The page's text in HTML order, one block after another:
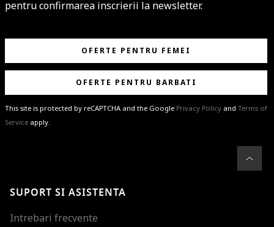
pentru confirmarea inscrierii la newsletter.
OFERTE PENTRU FEMEI
OFERTE PENTRU BARBATI
This site is protected by reCAPTCHA and the Google Privacy Policy and Terms of
Service apply.
%email%
ultimele tendinte in moda!
SUPORT SI ASISTENTA
Intrebari frecvente